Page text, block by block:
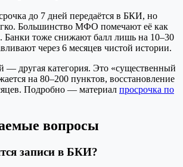
до 7 дней передаётся в БКИ, но
Большинство МФО помечают её как
Банки тоже снижают балл лишь на 10–30
через 6 месяцев чистой истории.
— другая категория. Это «существенный
на 80–200 пунктов, восстановление
Подробно — материал просрочка по
вопросы
записи в БКИ?